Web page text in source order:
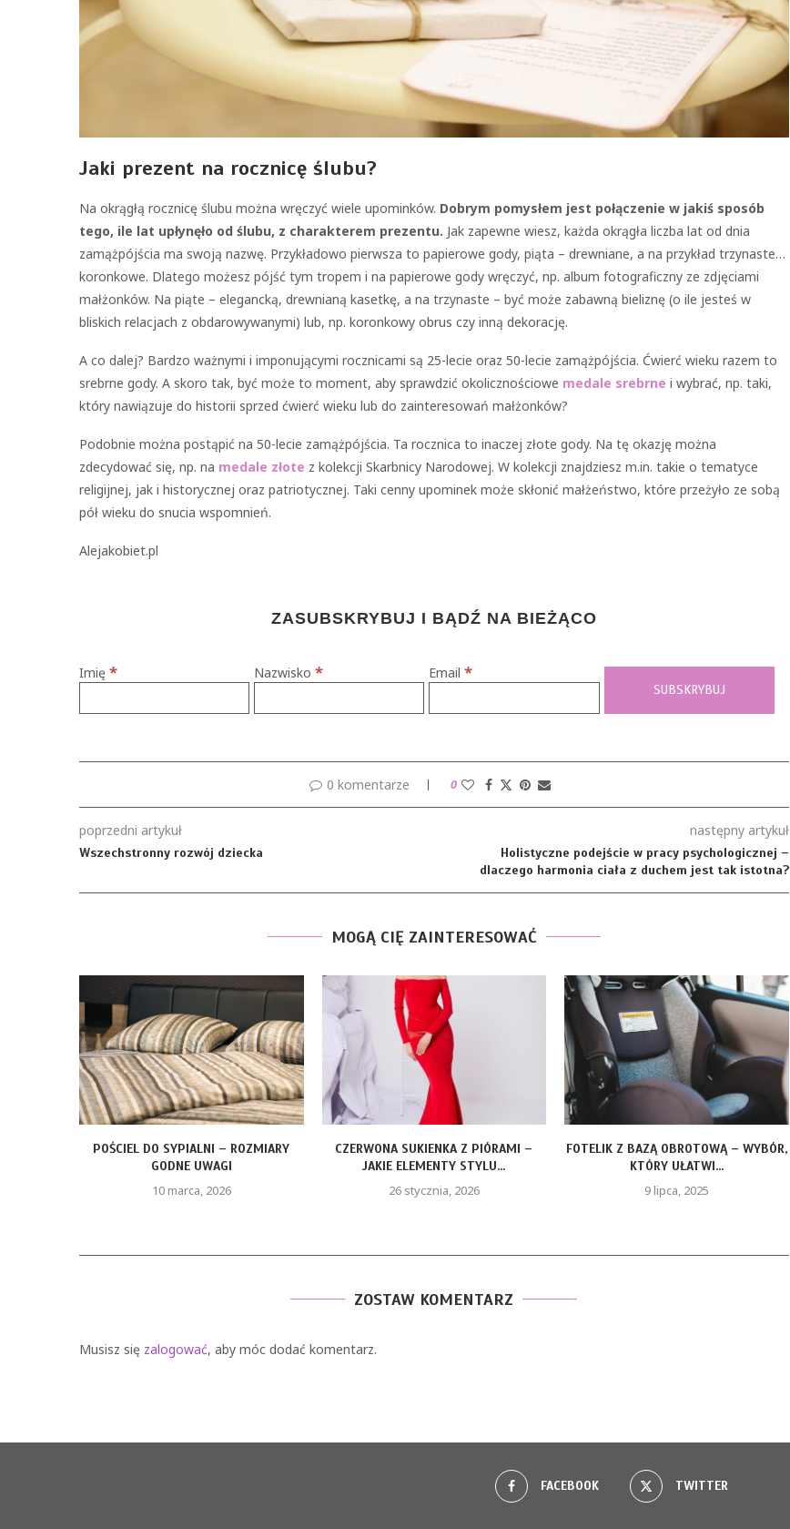
Jaki prezent na rocznicę ślubu?
Na okrągłą rocznicę ślubu można wręczyć wiele upominków. Dobrym pomysłem jest połączenie w jakiś sposób
tego, ile lat upłynęło od ślubu, z charakterem prezentu. Jak zapewne wiesz, każda okrągła liczba lat od dnia
zamążpójścia ma swoją nazwę. Przykładowo pierwsza to papierowe gody, piąta – drewniane, a na przykład trzynaste…
koronkowe. Dlatego możesz pójść tym tropem i na papierowe gody wręczyć, np. album fotograficzny ze zdjęciami
małżonków. Na piąte – elegancką, drewnianą kasetkę, a na trzynaste – być może zabawną bieliznę (o ile jesteś w
bliskich relacjach z obdarowywanymi) lub, np. koronkowy obrus czy inną dekorację.
A co dalej? Bardzo ważnymi i imponującymi rocznicami są 25-lecie oraz 50-lecie zamążpójścia. Ćwierć wieku razem to
srebrne gody. A skoro tak, być może to moment, aby sprawdzić okolicznościowe medale srebrne i wybrać, np. taki,
który nawiązuje do historii sprzed ćwierć wieku lub do zainteresowań małżonków?
Podobnie można postąpić na 50-lecie zamążpójścia. Ta rocznica to inaczej złote gody. Na tę okazję można
zdecydować się, np. na medale złote z kolekcji Skarbnicy Narodowej. W kolekcji znajdziesz m.in. takie o tematyce
religijnej, jak i historycznej oraz patriotycznej. Taki cenny upominek może skłonić małżeństwo, które przeżyło ze sobą
pół wieku do snucia wspomnień.
Alejakobiet.pl
ZASUBSKRYBUJ I BĄDŹ NA BIEŻĄCO
Imię * Nazwisko* Email*
0 komentarze 0
poprzedni artykuł
Wszechstronny rozwój dziecka
następny artykuł
Holistyczne podejście w pracy psychologicznej –
dlaczego harmonia ciała z duchem jest tak istotna?
MOGĄ CIĘ ZAINTERESOWAĆ
CZERWONA SUKIENKA Z PIÓRAMI –
JAKIE ELEMENTY STYLU...
26 stycznia, 2026
FOTELIK Z BAZĄ OBROTOWĄ – WYBÓR,
KTÓRY UŁATWI...
9 lipca, 2025
LEAF LIFE GOLD – ZŁOTY OLEJEK CBD
DLA...
19 maja, 2025
ZOSTAW KOMENTARZ
Musisz się zalogować, aby móc dodać komentarz.
FACEBOOK TWITTER